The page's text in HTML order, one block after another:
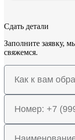
Сдать детали
Заполните заявку,
свяжемся.